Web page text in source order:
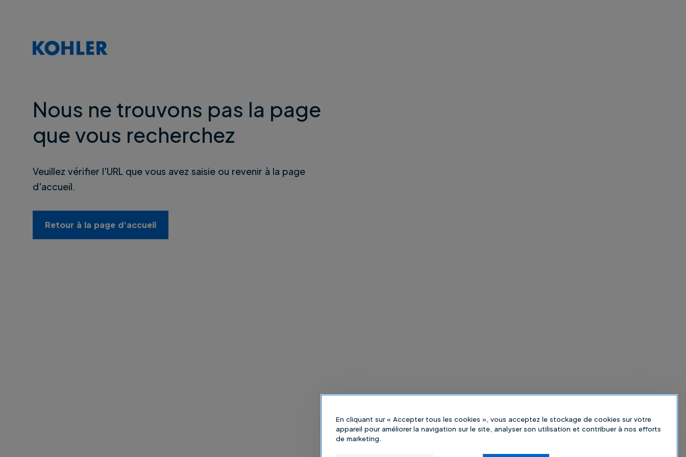
Nous ne trouvons pas la page
que vous recherchez
Veuillez vérifier l'URL que vous avez saisie ou revenir à la page
d'accueil.
Retour à la page d'accueil
En cliquant sur « Accepter tous les cookies », vous acceptez le stockage de cookies sur votre
appareil pour améliorer la navigation sur le site, analyser son utilisation et contribuer à nos efforts
de marketing.